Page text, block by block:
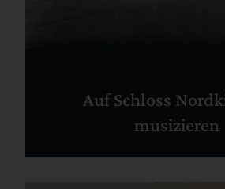
Auf Schloss
musizieren